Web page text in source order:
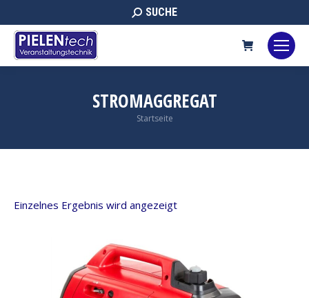
Search:
SUCHE
STROMAGGREGAT
Sie befinden sich hier:
Startseite
Einzelnes Ergebnis wird angezeigt